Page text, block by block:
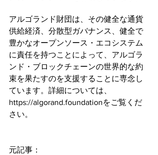
アルゴランド財団は、その健全な通貨
供給経済、分散型ガバナンス、健全で
豊かなオープンソース・エコシステム
に責任を持つことによって、アルゴラ
ンド・ブロックチェーンの世界的な約
束を果たすのを支援することに専念し
ています。詳細については、
https://algorand.foundationをご覧くだ
さい。
元記事：